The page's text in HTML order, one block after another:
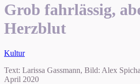
Grob fahrlässig,
Herzblut
Kultur
Text: Larissa Gassmann, Bild: Alex
April 2020